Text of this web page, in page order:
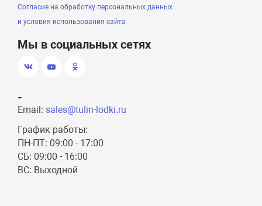
Согласие на обработку персональных данных
и условия использования сайта
Мы в социальных сетях
-
Email: sales@tulin-lodki.ru
График работы:
ПН-ПТ: 09:00 - 17:00
СБ: 09:00 - 16:00
ВС: Выходной